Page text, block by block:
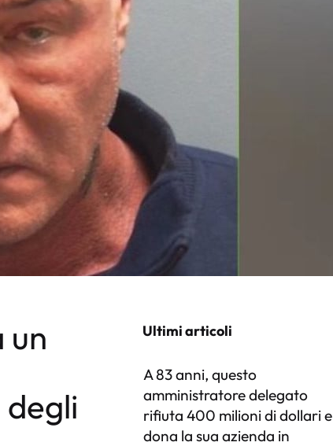
un
Ultimi articoli
A 83 anni, questo
amministratore delegato
rifiuta 400 milioni di dollari e
dona la sua azienda in